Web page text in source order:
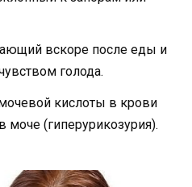
вскоре после еды и
голода.
кислоты в крови
моче (гиперурикозурия).